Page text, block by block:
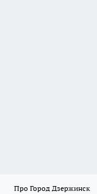
Про Город Дзержинск